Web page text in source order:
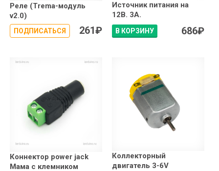
Реле (Trema-модуль
v2.0)
ПОДПИСАТЬСЯ 261₽
Источник питания на
12В. 3А.
В КОРЗИНУ 686₽
Коннектор power jack
Мама с клемником
Коллекторный
двигатель 3-6V